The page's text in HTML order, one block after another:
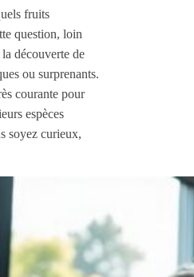
fruits
question, loin
découverte de
ou surprenants.
courante pour
espèces
soyez curieux,